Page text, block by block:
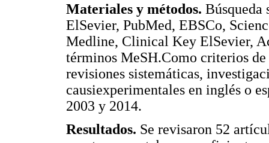
Materiales y métodos. Búsqueda
ElSevier, PubMed, EBSCo,
Medline, Clinical Key ElSevier,
términos MeSH.Como criterios
revisiones sistemáticas,
causiexperimentales en inglés o
2003 y 2014.
Resultados. Se revisaron 52